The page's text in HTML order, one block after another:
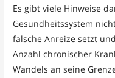
Es gibt viele Hinweise
Gesundheitssystem
falsche Anreize setzt
Anzahl chronischer
Wandels an seine